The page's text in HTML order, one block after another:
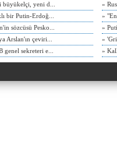
büyükelçi, yeni d...
bir Putin-Erdoğ...
sözcüsü Pesko...
Arslan'ın çeviri...
genel sekreteri e...
»
»
»
»
»